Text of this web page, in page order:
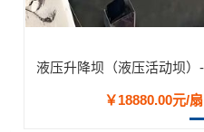
￥18880.00元/扇